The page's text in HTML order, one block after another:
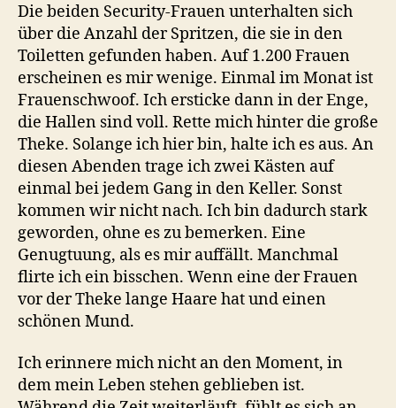
Die beiden Security-Frauen unterhalten sich
über die Anzahl der Spritzen, die sie in den
Toiletten gefunden haben. Auf 1.200 Frauen
erscheinen es mir wenige. Einmal im Monat ist
Frauenschwoof. Ich ersticke dann in der Enge,
die Hallen sind voll. Rette mich hinter die große
Theke. Solange ich hier bin, halte ich es aus. An
diesen Abenden trage ich zwei Kästen auf
einmal bei jedem Gang in den Keller. Sonst
kommen wir nicht nach. Ich bin dadurch stark
geworden, ohne es zu bemerken. Eine
Genugtuung, als es mir auffällt. Manchmal
flirte ich ein bisschen. Wenn eine der Frauen
vor der Theke lange Haare hat und einen
schönen Mund.
Ich erinnere mich nicht an den Moment, in
dem mein Leben stehen geblieben ist.